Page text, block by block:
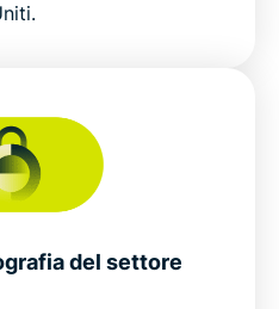
del settore